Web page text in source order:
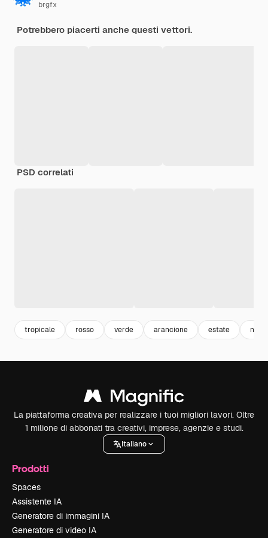
brgfx
Potrebbero piacerti anche questi vettori.
PSD correlati
tropicale rosso verde arancione estate
La piattaforma creativa per realizzare i tuoi migliori lavori. Oltre
1 milione di abbonati tra creativi, imprese, agenzie e studi.
Italiano
Prodotti
Spaces
Assistente IA
Generatore di immagini IA
Generatore di video IA